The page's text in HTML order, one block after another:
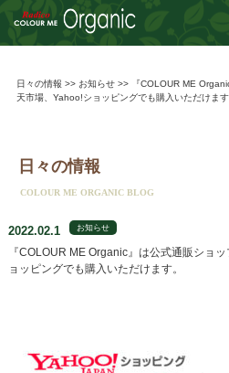
日々の情報 >> お知らせ>> 『COLOUR ME
天市場、Yahoo!ショッピングでも購入いただけます
日々の情報
COLOUR ME ORGANIC BLOG
2022.02.1 お知らせ
『COLOUR ME Organic』は公式通販ショ
ョッピングでも購入いただけます。